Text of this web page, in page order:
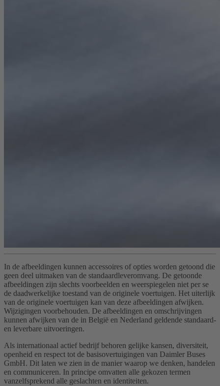
In de afbeeldingen kunnen accessoires of opties worden getoond die
geen deel uitmaken van de standaardleveromvang. De getoonde
afbeeldingen zijn slechts voorbeelden en weerspiegelen niet per se
de daadwerkelijke toestand van de originele voertuigen. Het uiterlijk
van de originele voertuigen kan van deze afbeeldingen afwijken.
Wijzigingen voorbehouden. De afbeeldingen en omschrijvingen
kunnen afwijken van de in België en Nederland geldende standaard-
en leverbare uitvoeringen.
Als internationaal actief bedrijf behoren gelijke kansen, diversiteit,
openheid en respect tot de basisovertuigingen van Daimler Buses
GmbH. Dit laten we zien in de manier waarop we denken, handelen
en communiceren. In principe omvatten alle gekozen termen
vanzelfsprekend alle geslachten en identiteiten.